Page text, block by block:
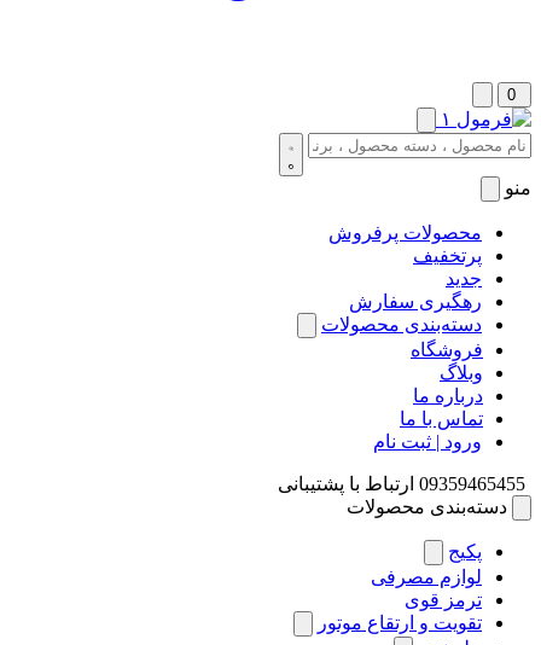
0
منو
محصولات پرفروش
پرتخفیف
جدید
رهگیری سفارش
دسته‌بندی محصولات
فروشگاه
وبلاگ
درباره ما
تماس با ما
ورود | ثبت نام
09359465455 ارتباط با پشتیبانی
دسته‌بندی محصولات
پکیج
لوازم مصرفی
ترمز قوی
تقویت و ارتقاع موتور